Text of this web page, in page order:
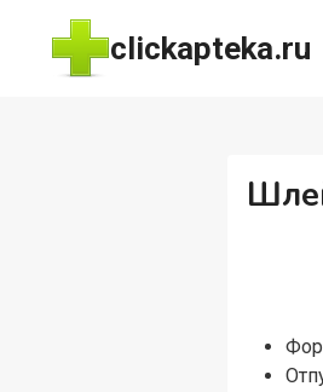
Перейти
содержимому
clickapteka.ru